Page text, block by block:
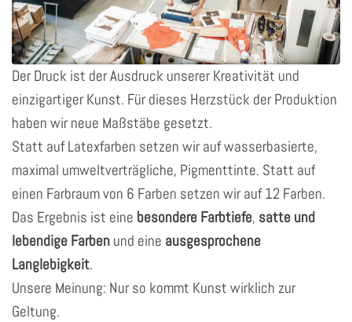
Der Druck ist der Ausdruck unserer Kreativität und
einzigartiger Kunst. Für dieses Herzstück der Produktion
haben wir neue Maßstäbe gesetzt.
Statt auf Latexfarben setzen wir auf wasserbasierte,
maximal umweltverträgliche, Pigmenttinte. Statt auf
einen Farbraum von 6 Farben setzen wir auf 12 Farben.
Das Ergebnis ist eine besondere Farbtiefe, satte und
lebendige Farben und eine ausgesprochene
Langlebigkeit.
Unsere Meinung: Nur so kommt Kunst wirklich zur
Geltung.